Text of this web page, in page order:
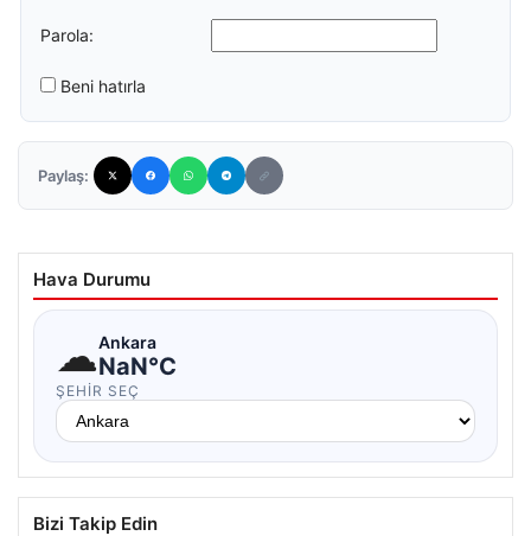
Parola:
Beni hatırla
Paylaş:
Hava Durumu
☁Ankara
NaN°C
ŞEHIR SEÇ
Bizi Takip Edin